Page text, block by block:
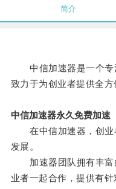
简介
中信加速器是一个专
致力于为创业者提供全方
中信加速器永久免费加速
在中信加速器，创业
发展。
加速器团队拥有丰富
业者一起合作，提供有针